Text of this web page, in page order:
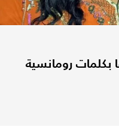
رومانسية